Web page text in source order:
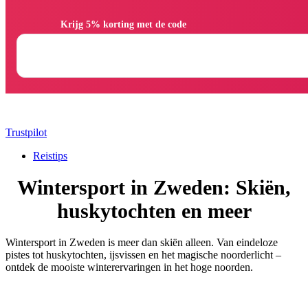
Trustpilot
Reistips
Wintersport in Zweden: Skiën,
huskytochten en meer
Wintersport in Zweden is meer dan skiën alleen. Van eindeloze
pistes tot huskytochten, ijsvissen en het magische noorderlicht –
ontdek de mooiste winterervaringen in het hoge noorden.